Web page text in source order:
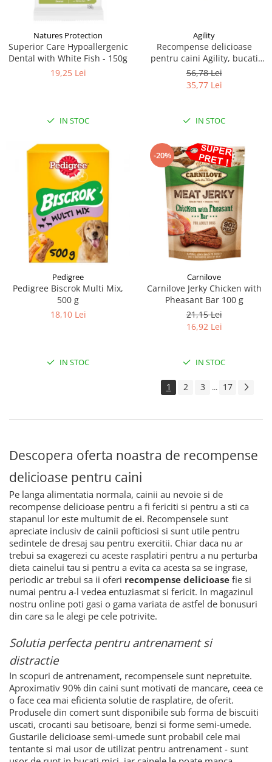
Natures Protection
Superior Care Hypoallergenic
Dental with White Fish - 150g
19,25 Lei
IN STOC
Agility
Recompense delicioase
pentru caini Agility, bucati
inimioara iepure, 500g
56,78 Lei
35,77 Lei
IN STOC
Pedigree
Pedigree Biscrok Multi Mix,
500 g
18,10 Lei
IN STOC
-20%
Carnilove
Carnilove Jerky Chicken with
Pheasant Bar 100 g
21,15 Lei
16,92 Lei
IN STOC
1 2 3 ... 17
Descopera oferta noastra de recompense
delicioase pentru caini
Pe langa alimentatia normala, cainii au nevoie si de
recompense delicioase pentru a fi fericiti si pentru a sti ca
stapanul lor este multumit de ei. Recompensele sunt
apreciate inclusiv de cainii pofticiosi si sunt utile pentru
sedintele de dresaj sau pentru exercitii. Chiar daca nu ar
trebui sa exagerezi cu aceste rasplatiri pentru a nu perturba
dieta cainelui tau si pentru a evita ca acesta sa se ingrase,
periodic ar trebui sa ii oferi recompense delicioase fie si
numai pentru a-l vedea entuziasmat si fericit. In magazinul
nostru online poti gasi o gama variata de astfel de bonusuri
din care sa le alegi pe cele potrivite.
Solutia perfecta pentru antrenament si
distractie
In scopuri de antrenament, recompensele sunt nepretuite.
Aproximativ 90% din caini sunt motivati de mancare, ceea ce
o face cea mai eficienta solutie de rasplatire, de oferit.
Produsele din comert sunt disponibile sub forma de biscuiti
uscati, crocanti sau betisoare, benzi si forme semi-umede.
Gustarile delicioase semi-umede sunt probabil cele mai
tentante si mai usor de utilizat pentru antrenament - sunt